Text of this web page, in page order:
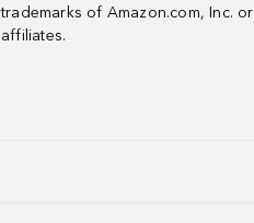
trademarks of Amazon.com, Inc.
affiliates.